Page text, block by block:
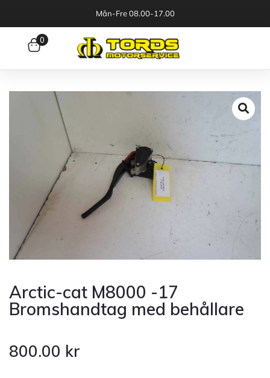
Mån-Fre 08.00-17.00
0
Arctic-cat M8000 -17
Bromshandtag med behållare
800.00 kr